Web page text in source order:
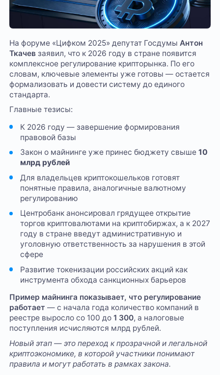
На форуме «Цифком 2025» депутат ГосдумыАнтон
Ткачев заявил, что к 2026 году в стране появится
комплексное регулирование крипторынка. По его
словам, ключевые элементы уже готовы — остается
формализовать и довести систему до единого
стандарта.
Главные тезисы:
К 2026 году — завершение формирования
правовой базы
Закон о майнинге уже принес бюджету свыше 10
млрд рублей
Для владельцев криптокошельков готовят
понятные правила, аналогичные валютному
регулированию
Центробанк анонсировал грядущее открытие
торгов криптовалютами на криптобиржах, а к 2027
году в стране введут административную и
уголовную ответственность за нарушения в этой
сфере
Развитие токенизации российских акций как
инструмента обхода санкционных барьеров
Пример майнинга показывает, что регулирование
работает — с начала года количество компаний в
реестре выросло со 100 до1 300, а налоговые
поступления исчисляются млрд рублей.
Новый этап — это переход к прозрачной и легальной
криптоэкономике, в которой участники понимают
правила и могут работать в рамках закона.